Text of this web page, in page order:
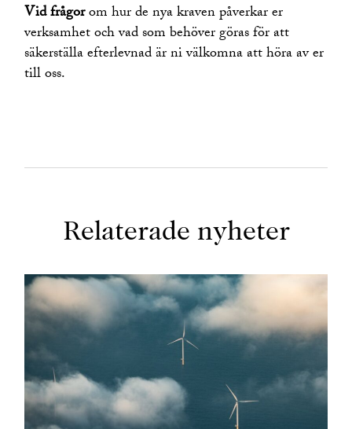
Vid frågorom hur de nya kraven påverkar er
verksamhet och vad som behöver göras för att
säkerställa efterlevnad är ni välkomna att höra av er
till oss.
Relaterade nyheter